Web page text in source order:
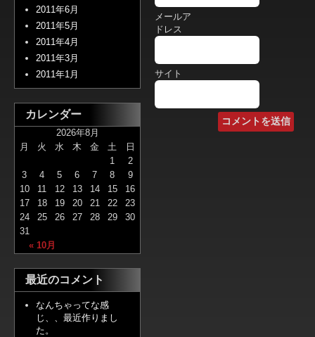
2011年6月
2011年5月
2011年4月
2011年3月
2011年1月
カレンダー
2026年8月
月
火 水 木 金 土 日
« 10月
1
2
3
4 5 6 7 8
9
10
11 12 13 14 15
16
17
18 19 20 21 22
23
24
25 26 27 28 29
30
31
最近のコメント
なんちゃってな感
じ、、最近作りまし
た。
メールア
ドレス
サイト